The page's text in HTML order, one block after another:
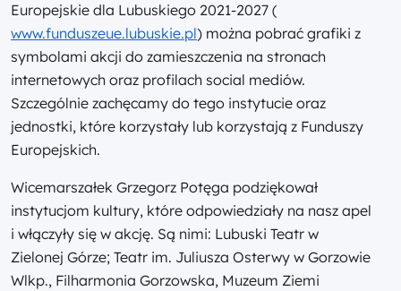
Europejskie dla Lubuskiego 2021-2027 (
www.funduszeue.lubuskie.pl) można pobrać grafiki z
symbolami akcji do zamieszczenia na stronach
internetowych oraz profilach social mediów.
Szczególnie zachęcamy do tego instytucie oraz
jednostki, które korzystały lub korzystają z Funduszy
Europejskich.
Wicemarszałek Grzegorz Potęga podziękował
instytucjom kultury, które odpowiedziały na nasz apel
i włączyły się w akcję. Są nimi: Lubuski Teatr w
Zielonej Górze; Teatr im. Juliusza Osterwy w Gorzowie
Wlkp., Filharmonia Gorzowska, Muzeum Ziemi